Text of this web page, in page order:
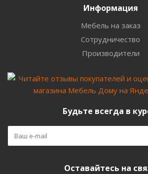
Информация
Мебель на заказ
Сотрудничество
Производители
Будьте всегда в
Оставайтесь на